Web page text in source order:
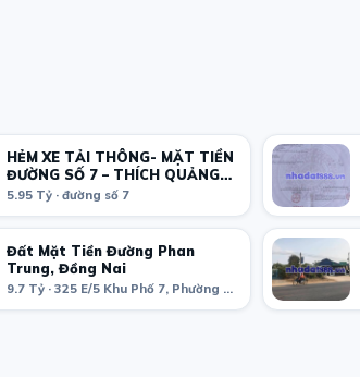
HẺM XE TẢI THÔNG- MẶT TIỀN
ĐƯỜNG SỐ 7 – THÍCH QUẢNG
ĐỨC
5.95 Tỷ · đường số 7
Đất Mặt Tiền Đường Phan
Trung, Đồng Nai
9.7 Tỷ · 325 E/5 Khu Phố 7, Phường Tân Tiến, Thành phố Biên Hòa, Đồng Nai, Việt Nam